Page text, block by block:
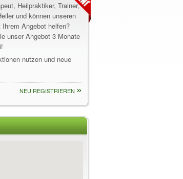
Heilpraktiker, Trainer,
und können unseren
Angebot helfen?
unser Angebot 3 Monate
nutzen und neue
NEU REGISTRIEREN